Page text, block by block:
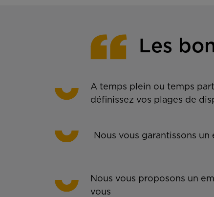
Les
A temps plein ou temps
définissez vos plages de
Nous vous garantissons un
Nous vous proposons un
vous